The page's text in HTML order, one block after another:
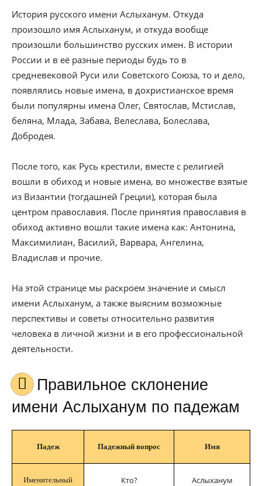
История русского имени Аслыханум. Откуда
произошло имя Аслыханум, и откуда вообще
произошли большинство русских имен. В истории
России и в её разные периоды будь то в
средневековой Руси или Советского Союза, то и дело,
появлялись новые имена, в дохристианское время
были популярны имена Олег, Святослав, Мстислав,
беляна, Млада, Забава, Велеслава, Болеслава,
Добродея.
После того, как Русь крестили, вместе с религией
вошли в обиход и новые имена, во множестве взятые
из Византии (тогдашней Греции), которая была
центром православия. После принятия православия в
обиход активно вошли такие имена как: Антонина,
Максимилиан, Василий, Варвара, Ангелина,
Владислав и прочие.
На этой странице мы раскроем значение и смысл
имени Аслыханум, а также выясним возможные
перспективы и советы относительно развития
человека в личной жизни и в его профессиональной
деятельности.
Правильное склонение
имени Аслыханум по падежам
Падеж Падежный вопрос Имя
Именительный Кто? Аслыханум